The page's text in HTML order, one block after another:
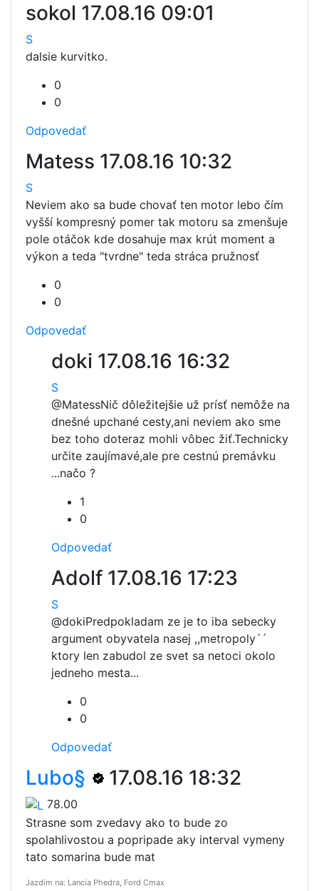
sokol 17.08.16 09:01
S
dalsie kurvitko.
0
0
Odpovedať
Matess 17.08.16 10:32
S
Neviem ako sa bude chovať ten motor lebo čím
vyšší kompresný pomer tak motoru sa zmenšuje
pole otáčok kde dosahuje max krút moment a
výkon a teda "tvrdne" teda stráca pružnosť
0
0
Odpovedať
doki 17.08.16 16:32
S
@MatessNič dôležitejšie už prísť nemôže na
dnešné upchané cesty,ani neviem ako sme
bez toho doteraz mohli vôbec žiť.Technicky
určite zaujímavé,ale pre cestnú premávku
...načo ?
1
0
Odpovedať
Adolf 17.08.16 17:23
S
@dokiPredpokladam ze je to iba sebecky
argument obyvatela nasej ,,metropoly´´
ktory len zabudol ze svet sa netoci okolo
jedneho mesta...
0
0
Odpovedať
Lubo§ 17.08.16 18:32
78.00
Strasne som zvedavy ako to bude zo
spolahlivostou a popripade aky interval vymeny
tato somarina bude mat
Jazdím na: Lancia Phedra, Ford Cmax